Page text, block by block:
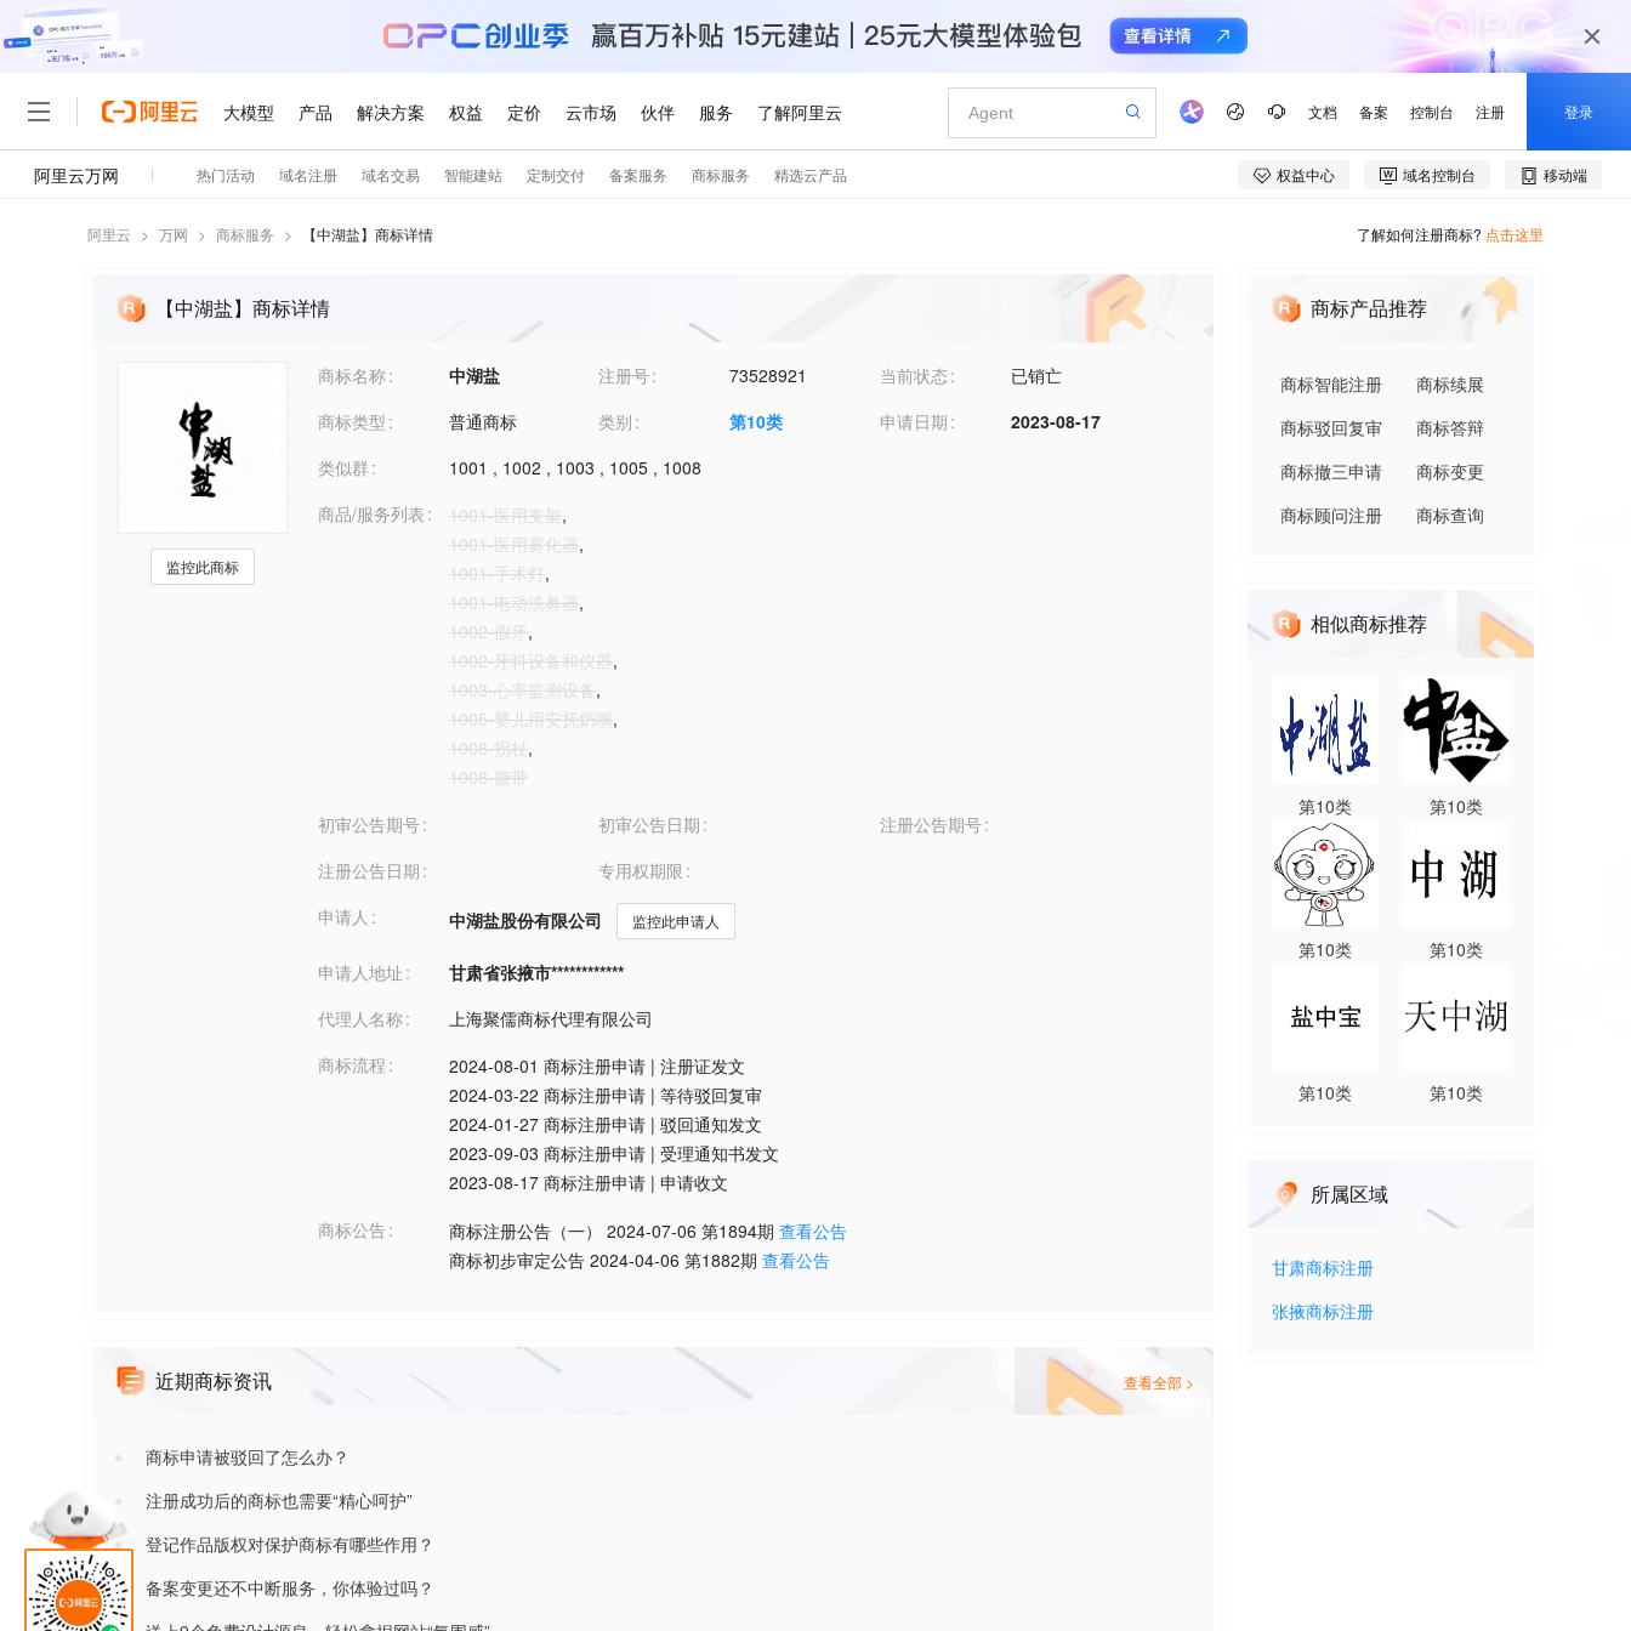
阿里云 > 万网 > 商标服务 > 【中湖盐】商标详情 了解如何注册商标? 点击这里
【中湖盐】商标详情
监控此商标
商标名称 中湖盐 注册号 73528921 当前状态
已销亡
商标类型
普通商标 类别 第10类 申请日期
2023-08-17
类似群
1001 , 1002 , 1003 , 1005 , 1008
商品/服务列表
1001-医用支架,
1001-医用雾化器,
1001-手术灯,
1001-电动洗鼻器,
1002-假牙,
1002-牙科设备和仪器,
1003-心率监测设备,
1005-婴儿用安抚奶嘴,
1008-拐杖,
1008-腹带
初审公告期号
初审公告日期
注册公告期号
注册公告日期
专用权期限
申请人
中湖盐股份有限公司 监控此申请人
申请人地址
甘肃省张掖市************
代理人名称
上海聚儒商标代理有限公司
商标流程
2024-08-01 商标注册申请 | 注册证发文
2024-03-22 商标注册申请 | 等待驳回复审
2024-01-27 商标注册申请 | 驳回通知发文
2023-09-03 商标注册申请 | 受理通知书发文
2023-08-17 商标注册申请 | 申请收文
商标公告
商标注册公告（一） 2024-07-06 第1894期 查看公告
商标初步审定公告 2024-04-06 第1882期 查看公告
近期商标资讯 查看全部 >
商标申请被驳回了怎么办？
注册成功后的商标也需要“精心呵护”
登记作品版权对保护商标有哪些作用？
备案变更还不中断服务，你体验过吗？
商标产品推荐
商标智能注册
商标续展
商标驳回复审
商标答辩
商标撤三申请
商标变更
商标顾问注册
商标查询
相似商标推荐
第10类 第10类
第10类 第10类
第10类 第10类
所属区域
甘肃商标注册
张掖商标注册